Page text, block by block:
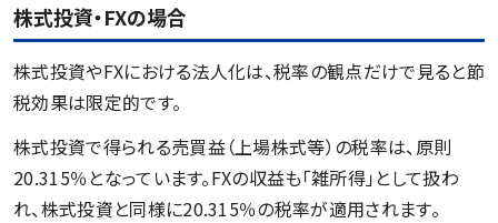
株式投資・FXの場合
株式投資やFXにおける法人化は、税率の観点だけで見ると節
税効果は限定的です。
株式投資で得られる売買益（上場株式等）の税率は、原則
20.315％となっています。FXの収益も「雑所得」として扱わ
れ、株式投資と同様に20.315％の税率が適用されます。